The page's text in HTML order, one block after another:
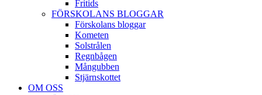
Fritids
FÖRSKOLANS BLOGGAR
Förskolans bloggar
Kometen
Solstrålen
Regnbågen
Mångubben
Stjärnskottet
OM OSS